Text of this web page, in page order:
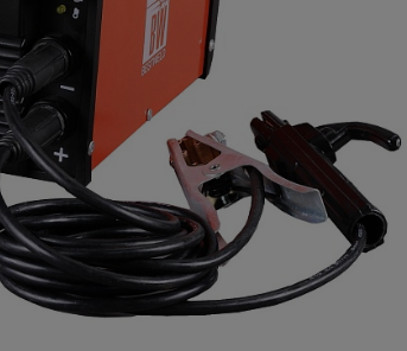
и садовые